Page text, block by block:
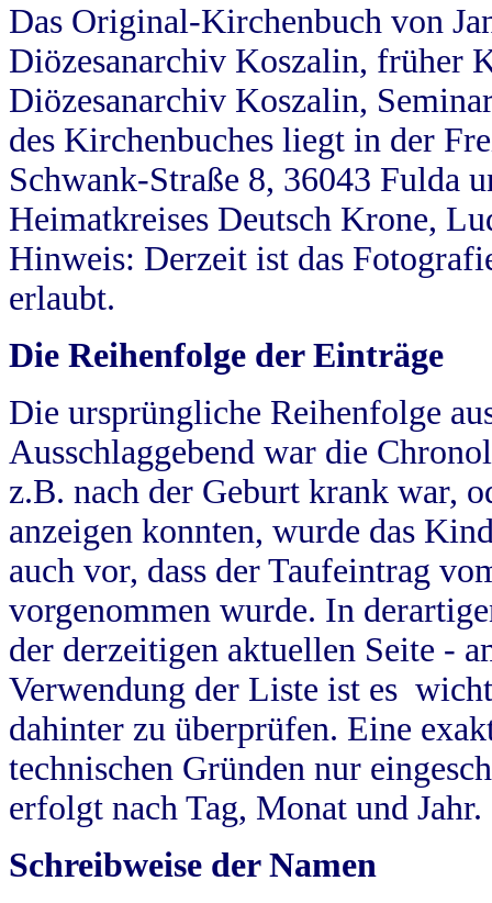
Das Original-Kirchenbuch von
Diözesanarchiv Koszalin, früher
Diözesanarchiv Koszalin,
des Kirchenbuches liegt in der
Schwank-Straße 8, 36043 Fulda
Heimatkreises Deutsch Krone,
Hinweis: Derzeit ist das
erlaubt.
Die Reihenfolge der Einträge
Die ursprüngliche Reihenfolge
Ausschlaggebend war die
z.B. nach der Geburt krank war,
anzeigen konnten, wurde das
auch vor, dass der Taufeintrag
vorgenommen wurde. In
der derzeitigen aktuellen Seite -
Verwendung der Liste ist es
dahinter zu überprüfen. Eine
technischen Gründen nur
erfolgt nach Tag, Monat und Jahr.
Schreibweise der Namen